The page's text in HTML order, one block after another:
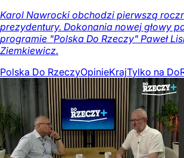
Karol Nawrocki obchodzi pierwszą
prezydentury. Dokonania nowej głowy
programie "Polska Do Rzeczy" Paweł
Ziemkiewicz.
Polska Do RzeczyOpinieKrajTylko na